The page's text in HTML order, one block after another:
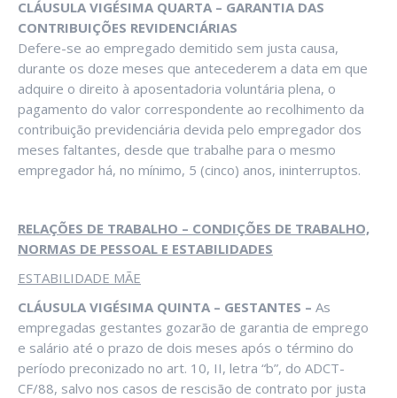
CLÁUSULA VIGÉSIMA QUARTA – GARANTIA DAS
CONTRIBUIÇÕES REVIDENCIÁRIAS
Defere-se ao empregado demitido sem justa causa,
durante os doze meses que antecederem a data em que
adquire o direito à aposentadoria voluntária plena, o
pagamento do valor correspondente ao recolhimento da
contribuição previdenciária devida pelo empregador dos
meses faltantes, desde que trabalhe para o mesmo
empregador há, no mínimo, 5 (cinco) anos, ininterruptos.
RELAÇÕES DE TRABALHO – CONDIÇÕES DE TRABALHO,
NORMAS DE PESSOAL E ESTABILIDADES
ESTABILIDADE MÃE
CLÁUSULA VIGÉSIMA QUINTA – GESTANTES – As
empregadas gestantes gozarão de garantia de emprego
e salário até o prazo de dois meses após o término do
período preconizado no art. 10, II, letra “b”, do ADCT-
CF/88, salvo nos casos de rescisão de contrato por justa